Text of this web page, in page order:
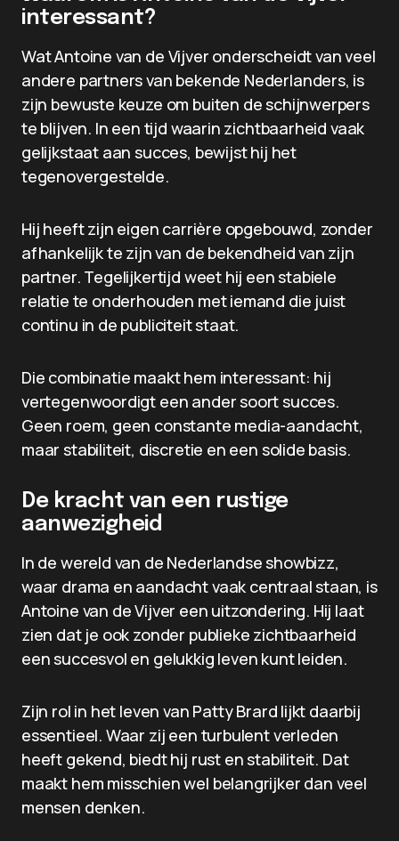
interessant?
Wat Antoine van de Vijver onderscheidt van veel
andere partners van bekende Nederlanders, is
zijn bewuste keuze om buiten de schijnwerpers
te blijven. In een tijd waarin zichtbaarheid vaak
gelijkstaat aan succes, bewijst hij het
tegenovergestelde.
Hij heeft zijn eigen carrière opgebouwd, zonder
afhankelijk te zijn van de bekendheid van zijn
partner. Tegelijkertijd weet hij een stabiele
relatie te onderhouden met iemand die juist
continu in de publiciteit staat.
Die combinatie maakt hem interessant: hij
vertegenwoordigt een ander soort succes.
Geen roem, geen constante media-aandacht,
maar stabiliteit, discretie en een solide basis.
De kracht van een rustige
aanwezigheid
In de wereld van de Nederlandse showbizz,
waar drama en aandacht vaak centraal staan, is
Antoine van de Vijver een uitzondering. Hij laat
zien dat je ook zonder publieke zichtbaarheid
een succesvol en gelukkig leven kunt leiden.
Zijn rol in het leven van Patty Brard lijkt daarbij
essentieel. Waar zij een turbulent verleden
heeft gekend, biedt hij rust en stabiliteit. Dat
maakt hem misschien wel belangrijker dan veel
mensen denken.